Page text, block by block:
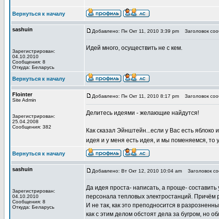
Вернуться к началу
sashuin
Зарегистрирован:
04.10.2010
Сообщения: 8
Откуда: Беларусь
Добавлено: Пн Окт 11, 2010 3:39 pm Заголовок
Идей много, осуществить не с кем.
Вернуться к началу
Flointer
Site Admin
Зарегистрирован:
25.04.2008
Сообщения: 382
Добавлено: Пн Окт 11, 2010 8:17 pm Заголовок
Делитесь идеями - желающие найдутся!
Как сказал Эйнштейн...если у Вас есть яблоко
идея и у меня есть идея, и мы поменяемся, то
Вернуться к началу
sashuin
Зарегистрирован:
04.10.2010
Сообщения: 8
Откуда: Беларусь
Добавлено: Вт Окт 12, 2010 10:04 am Заголовок
Да идея проста- написать, а проще-
персонала тепловых электростанций. Причём
И не так, как это преподносится в
как с этим делом обстоят дела за бугром, но